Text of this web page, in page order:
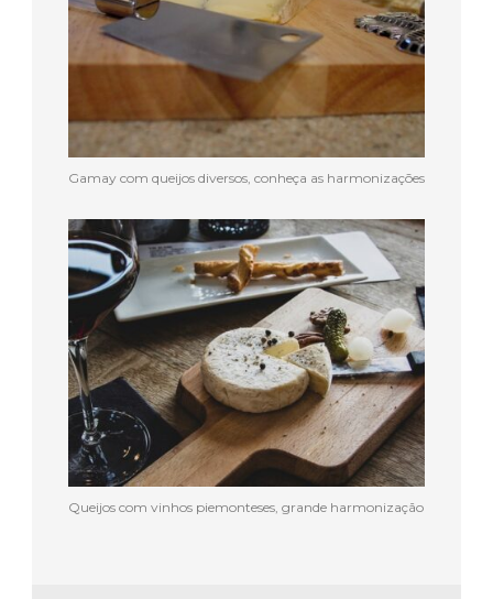
Gamay com queijos diversos, conheça as harmonizações
Queijos com vinhos piemonteses, grande harmonização